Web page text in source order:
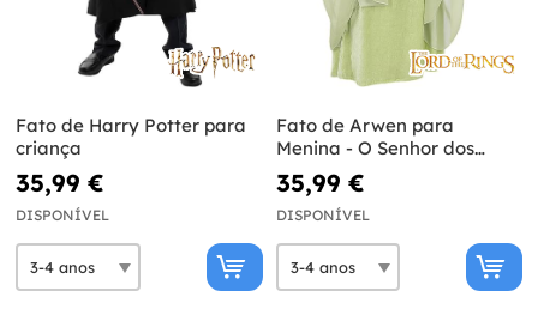
Fato de Harry Potter para
criança
35,99 €
DISPONÍVEL
Fato de Arwen para
Menina - O Senhor dos
Anéis
35,99 €
DISPONÍVEL